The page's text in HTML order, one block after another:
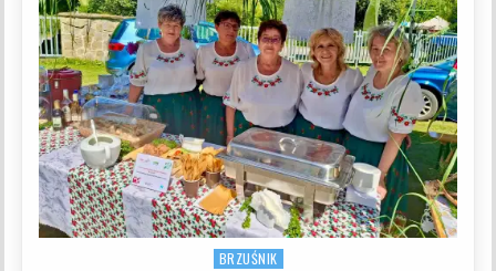
BRZUŚNIK